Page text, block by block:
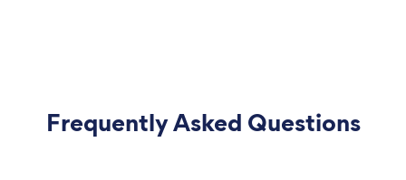
Frequently Asked Questions